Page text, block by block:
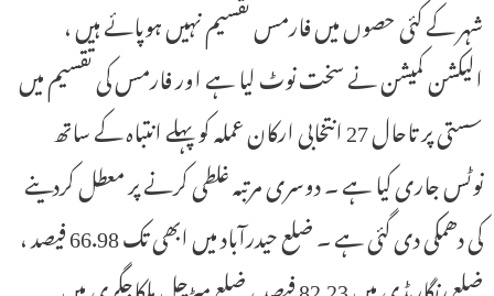
شہر کے کئی حصوں میں فارمس تقسیم نہیں ہوپائے ہیں ،
الیکشن کمیشن نے سخت نوٹ لیا ہے اور فارمس کی تقسیم میں
سستی پر تاحال 27 انتخابی ارکان عملہ کو پہلے انتباہ کے ساتھ
نوٹس جاری کیا ہے ۔ دوسری مرتبہ غلطی کرنے پر معطل کردینے
کی دھمکی دی گئی ہے ۔ ضلع حیدرآباد میں ابھی تک 66.98 فیصد ،